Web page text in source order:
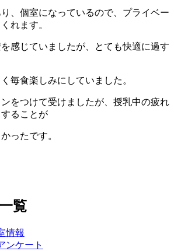
、個室になっているので、プライベー
れます。
感じていましたが、とても快適に過す
毎食楽しみにしていました。
をつけて受けましたが、授乳中の疲れ
ることが
ったです。
情報
ンケート